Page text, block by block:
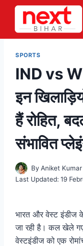
Skip
content
SPORTS
IND vs
इन
हैं रोहित,
संभावित
By Aniket Kumar
Last Updated: 19
भारत और वेस्ट इंडीज
जा रही है। कल खेले
वेस्टइंडीज को एक